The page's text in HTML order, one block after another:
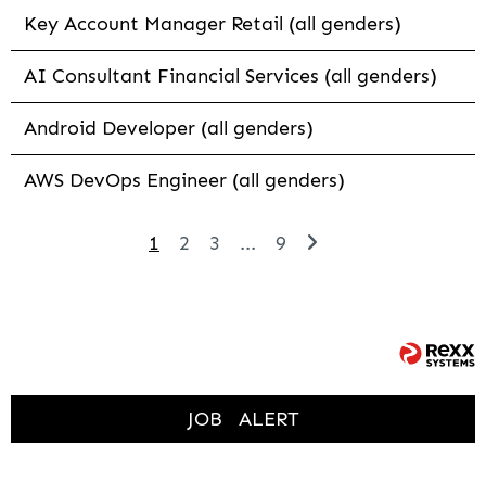
Key Account Manager Retail (all genders)
AI Consultant Financial Services (all genders)
Android Developer (all genders)
AWS DevOps Engineer (all genders)
1 2 3 ... 9
JOB ALERT